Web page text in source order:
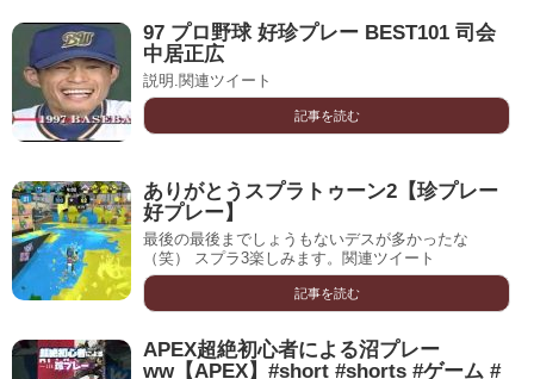
97 プロ野球 好珍プレー BEST101 司会
中居正広
説明.関連ツイート
記事を読む
ありがとうスプラトゥーン2【珍プレー
好プレー】
最後の最後までしょうもないデスが多かったな
（笑） スプラ3楽しみます。関連ツイート
記事を読む
APEX超絶初心者による沼プレー
ww【APEX】#short #shorts #ゲーム #